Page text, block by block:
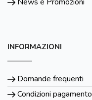
INFORMAZIONI
Domande frequenti
Condizioni pagamento